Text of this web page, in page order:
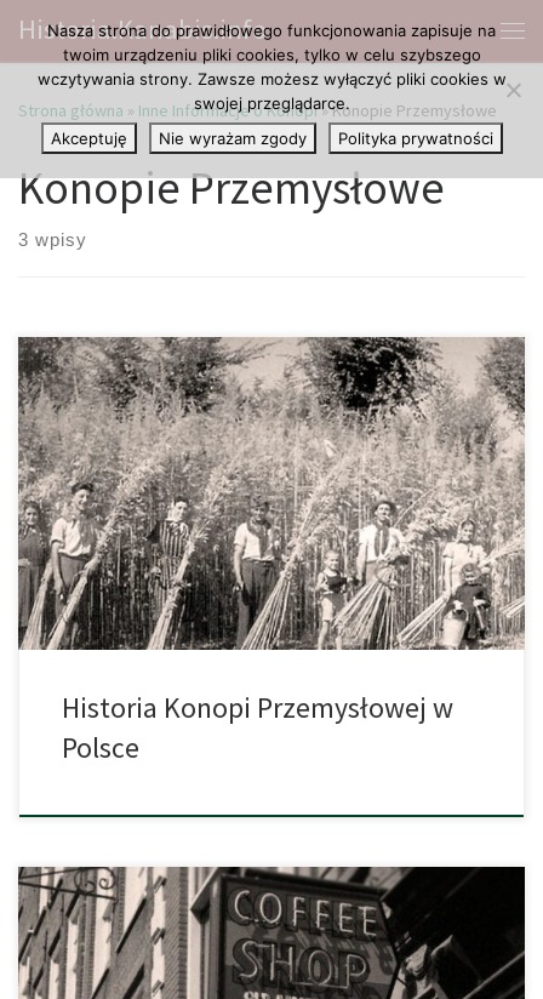
Przejdź do treści
Historia.Kanabis.info
Strona główna » Inne Informacje o Konopi »Konopie Przemysłowe
Konopie Przemysłowe
3 wpisy
Wbrew powszechnie panującym przekonaniom nasz cudowny
kraj, oraz konopie mają ze sobą naprawdę wiele wspólnego,
bowiem Polska należy do dość niewielkiej grupy posiadających
wieloletnią tradycję w uprawie, a także co najważniejsze
przerobie konopi. Obecnie wszelkiej odmiany tej nietuzinkowej
rośliny posiadające w sobie nie więcej aniżeli 0.2% THC zostały w
pełni […]
Historia Konopi Przemysłowej w
Polsce
Ciężko jest wykazać, kiedy na świecie pojawiły się konopie i w
jakim okresie ludzkości zaczęły być powszechnie używane. Już
Nasza strona do prawidłowego funkcjonowania zapisuje na
twoim urządzeniu pliki cookies, tylko w celu szybszego
wczytywania strony. Zawsze możesz wyłączyć pliki cookies w
swojej przeglądarce.
Akceptuję
Nie wyrażam zgody Polityka prywatności